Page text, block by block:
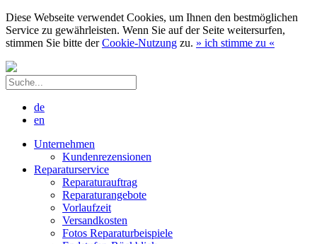
Diese Webseite verwendet Cookies, um Ihnen den bestmöglichen
Service zu gewährleisten. Wenn Sie auf der Seite weitersurfen,
stimmen Sie bitte derCookie-Nutzung zu. » ich stimme zu «
de
en
Unternehmen
Kundenrezensionen
Reparaturservice
Reparaturauftrag
Reparaturangebote
Vorlaufzeit
Versandkosten
Fotos Reparaturbeispiele